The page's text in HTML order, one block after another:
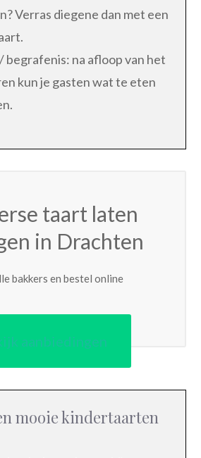
Verras diegene dan met een
begrafenis: na afloop van het
kun je gasten wat te eten
taart laten
in Drachten
bakkers en bestel online
aanbiedingen
mooie kindertaarten